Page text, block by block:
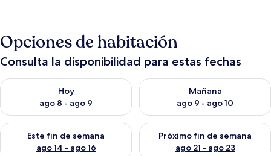
Opciones de habitación
Consulta la disponibilidad para estas fechas
Hoy
ago 8 - ago 9
Consulta la disponibilidad para hoy ago 8 - ago 9
Mañana
ago 9 - ago 10
Consulta la disponibilidad
Este fin de semana
ago 14 - ago 16
Consulta la disponibilidad para este fin de semana ago 14 -
Próximo fin de semana
ago 21 - ago 23
Consulta la disponibilidad